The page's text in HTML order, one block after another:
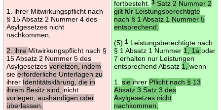
1. ihrer Mitwirkungspflicht nach
§ 15 Absatz 2 Nummer 4 des
Asylgesetzes nicht
nachkommen,
2. ihre Mitwirkungspflicht nach §
15 Absatz 2 Nummer 5 des
Asylgesetzes verletzen, indem
sie erforderliche Unterlagen zu
ihrer Identitätsklärung, die in
ihrem Besitz sind, nicht
vorlegen, aushändigen oder
überlassen,
fortbesteht.
3Satz 2 Nummer 2
gilt für Leistungsberechtigte
nach § 1 Absatz 1 Nummer 5
entsprechend.
(5) 1Leistungsberechtigte nach
§ 1 Absatz 1 Nummer 1, 1a oder
7 erhalten nur Leistungen
entsprechend Absatz 1, wenn
1. sie ihrer Pflicht nach § 13
Absatz 3 Satz 3 des
Asylgesetzes nicht
nachkommen,